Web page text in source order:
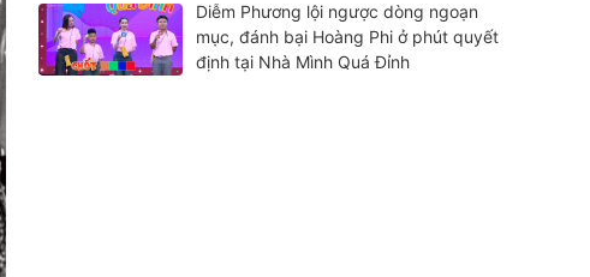
Diễm Phương lội ngược dòng ngoạn
mục, đánh bại Hoàng Phi ở phút quyết
định tại Nhà Mình Quá Đỉnh